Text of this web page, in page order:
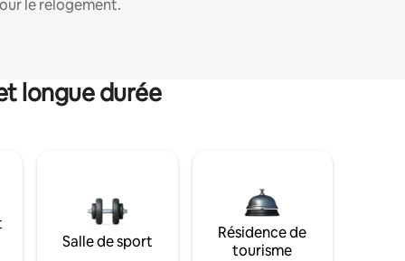
le relogement.
longue durée
Salle de sport
Résidence de
tourisme